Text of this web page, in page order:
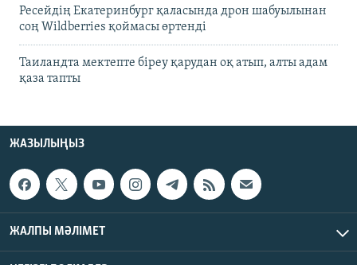
Ресейдің Екатеринбург қаласында дрон шабуылынан
соң Wildberries қоймасы өртенді
Таиландта мектепте біреу қарудан оқ атып, алты адам
қаза тапты
ЖАЗЫЛЫҢЫЗ
ЖАЛПЫ МӘЛІМЕТ